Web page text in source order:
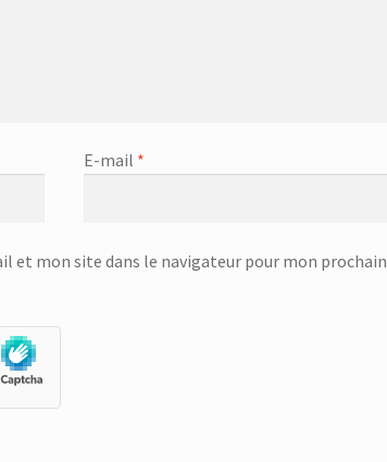
E-mail *
et mon site dans le navigateur pour mon prochain